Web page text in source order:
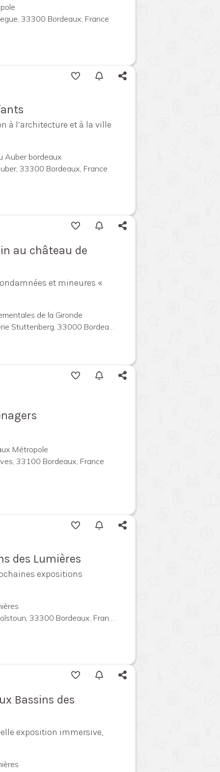
33300 Bordeaux, France
à l’architecture et à la ville
Auber bordeaux
33300 Bordeaux, France
au château de
et mineures «
de la Gironde
33000 Bordeaux, France
Métropole
33100 Bordeaux, France
des Lumières
expositions
33300 Bordeaux, France
Bassins des
exposition immersive,